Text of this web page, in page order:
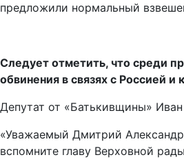
предложили нормальный
Следует отметить, что среди
обвинения в связях с Россией
Депутат от «Батькивщины»
«Уважаемый Дмитрий
вспомните главу Верховной